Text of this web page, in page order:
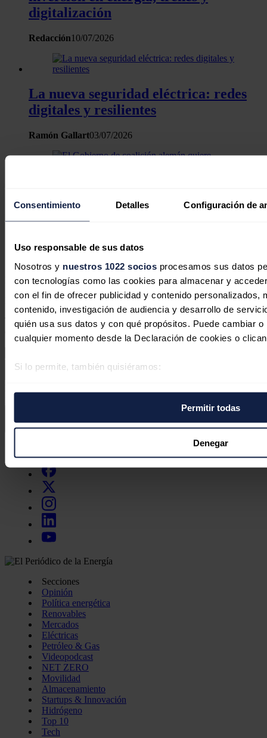
Consentimiento Detalles Configuración de
Uso responsable de sus datos
Nosotros y nuestros 1022 sociosprocesamos sus datos
con tecnologías como las cookies para almacenar y
con el fin de ofrecer publicidad y contenido personalizados,
contenido, investigación de audiencia y desarrollo de
quién usa sus datos y con qué propósitos. Puede cambiar
cualquier momento desde la Declaración de cookies o
Si lo permite, también quisiéramos:
Identificar su dispositivo analizándolo activamente
específicas (huellas digitales)
Obtenga más información sobre cómo se procesan sus
preferencias en lasección de datos. Puede cambiar o
momento en la Declaración de cookies.
Las cookies de este sitio web se usan para personalizar el
funciones de redes sociales y analizar el tráfico. Además,
uso que haga del sitio web con nuestros partners de redes
quienes pueden combinarla con otra información que les
recopilado a partir del uso que haya hecho de sus servicios.
Permitir todas
Denegar
digitalización
Redacción10/07/2026
La nueva seguridad eléctrica: redes
digitales y resilientes
Ramón Gallart03/07/2026
El Gobierno de coalición alemán
quiere acelerar la expansión de la red
No hay comentarios
Deja tu comentario
Tu dirección de correo electrónico no será publicada. Todos los
campos son obligatorios
Enviar comentario
Secciones
Opinión
Política energética
Renovables
Mercados
Eléctricas
Petróleo & Gas
Videopodcast
NET ZERO
Movilidad
Almacenamiento
Startups & Innovación
Hidrógeno
Top 10
Tech